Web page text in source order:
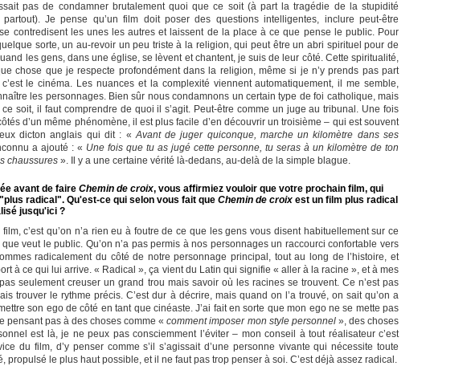
pas de condamner brutalement quoi que ce soit (à part la tragédie de la stupidité
Je pense qu’un film doit poser des questions intelligentes, inclure peut-être
contredisent les unes les autres et laissent de la place à ce que pense le public. Pour
sorte, un au-revoir un peu triste à la religion, qui peut être un abri spirituel pour de
les gens, dans une église, se lèvent et chantent, je suis de leur côté. Cette spiritualité,
chose que je respecte profondément dans la religion, même si je n’y prends pas part
le cinéma. Les nuances et la complexité viennent automatiquement, il me semble,
les personnages. Bien sûr nous condamnons un certain type de foi catholique, mais
soit, il faut comprendre de quoi il s’agit. Peut-être comme un juge au tribunal. Une fois
d’un même phénomène, il est plus facile d’en découvrir un troisième – qui est souvent
dicton anglais qui dit : «Avant de juger quiconque, marche un kilomètre dans ses
a ajouté : « Une fois que tu as jugé cette personne, tu seras à un kilomètre de ton
chaussures ». Il y a une certaine vérité là-dedans, au-delà de la simple blague.
avant de faire Chemin de croix, vous affirmiez vouloir que votre prochain film, qui
radical". Qu'est-ce qui selon vous fait que Chemin de croix est un film plus radical
jusqu'ici ?
c’est qu’on n’a rien eu à foutre de ce que les gens vous disent habituellement sur ce
veut le public. Qu’on n’a pas permis à nos personnages un raccourci confortable vers
radicalement du côté de notre personnage principal, tout au long de l’histoire, et
à ce qui lui arrive. « Radical », ça vient du Latin qui signifie « aller à la racine », et à mes
seulement creuser un grand trou mais savoir où les racines se trouvent. Ce n’est pas
trouver le rythme précis. C’est dur à décrire, mais quand on l’a trouvé, on sait qu’on a
son ego de côté en tant que cinéaste. J’ai fait en sorte que mon ego ne se mette pas
pensant pas à des choses comme «comment imposer mon style personnel», des choses
est là, je ne peux pas consciemment l’éviter – mon conseil à tout réalisateur c’est
du film, d’y penser comme s’il s’agissait d’une personne vivante qui nécessite toute
propulsé le plus haut possible, et il ne faut pas trop penser à soi. C’est déjà assez radical.